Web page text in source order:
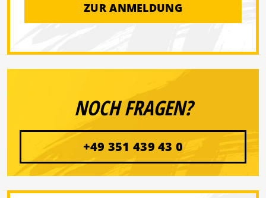
ZUR ANMELDUNG
NOCH FRAGEN?
+49 351 439 43 0